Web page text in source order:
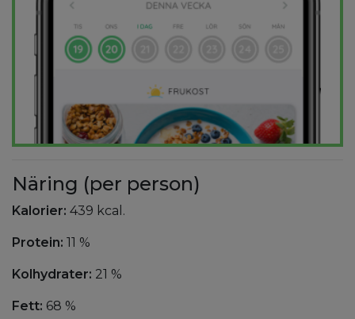
Näring (per person)
Kalorier: 439 kcal.
Protein: 11 %
Kolhydrater: 21 %
Fett: 68 %